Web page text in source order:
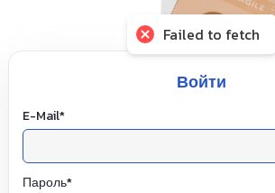
Войти
E-Mail*
Пароль*
Failed to fetch